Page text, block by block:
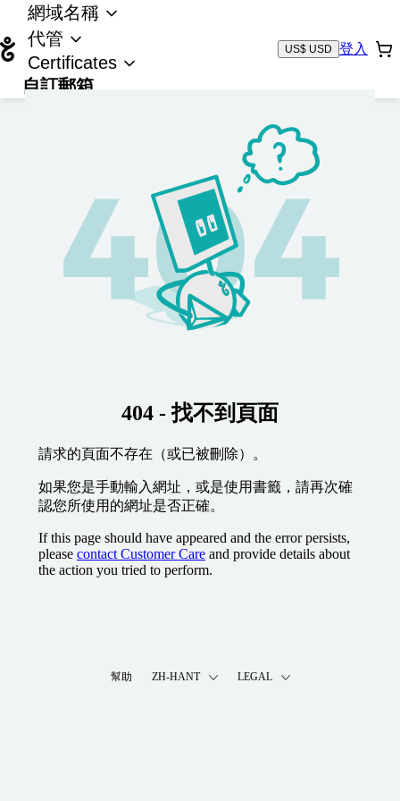
網域名稱
代管
Certificates
自訂郵箱
US$ USD 登入
404 - 找不到頁面
請求的頁面不存在（或已被刪除）。
如果您是手動輸入網址，或是使用書籤，請再次確
認您所使用的網址是否正確。
If this page should have appeared and the error persists,
please contact Customer Care and provide details about
the action you tried to perform.
幫助 ZH-HANT LEGAL